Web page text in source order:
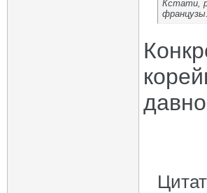
Кстати,